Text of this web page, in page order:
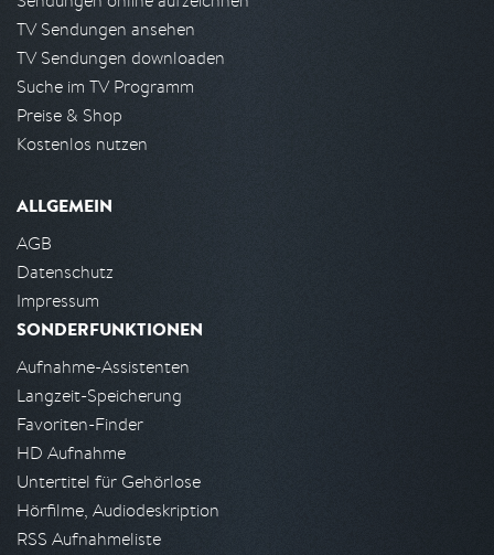
TV Sendungen ansehen
TV Sendungen downloaden
Suche im TV Programm
Preise & Shop
Kostenlos nutzen
ALLGEMEIN
AGB
Datenschutz
Impressum
SONDERFUNKTIONEN
Aufnahme-Assistenten
Langzeit-Speicherung
Favoriten-Finder
HD Aufnahme
Untertitel für Gehörlose
Hörfilme, Audiodeskription
RSS Aufnahmeliste